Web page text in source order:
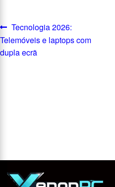
Tecnologia 2026:
Telemóveis e laptops com
dupla ecrã